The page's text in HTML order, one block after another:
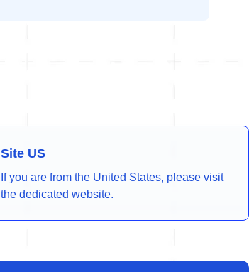
Site US
If you are from the United States, please visit
the dedicated website.